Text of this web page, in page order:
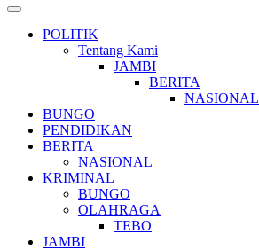
POLITIK
Tentang Kami
JAMBI
BERITA
NASIONAL
BUNGO
PENDIDIKAN
BERITA
NASIONAL
KRIMINAL
BUNGO
OLAHRAGA
TEBO
JAMBI